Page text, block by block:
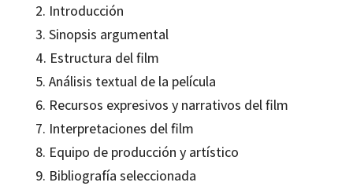
2. Introducción
3. Sinopsis argumental
4. Estructura del film
5. Análisis textual de la película
6. Recursos expresivos y narrativos del film
7. Interpretaciones del film
8. Equipo de producción y artístico
9. Bibliografía seleccionada